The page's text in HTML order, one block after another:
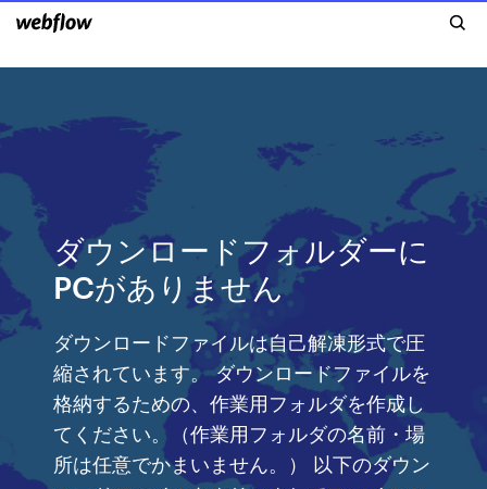
ダウンロードフォルダーに
PCがありません
ダウンロードファイルは自己解凍形式で圧
縮されています。 ダウンロードファイルを
格納するための、作業用フォルダを作成し
てください。（作業用フォルダの名前・場
所は任意でかまいません。） 以下のダウン